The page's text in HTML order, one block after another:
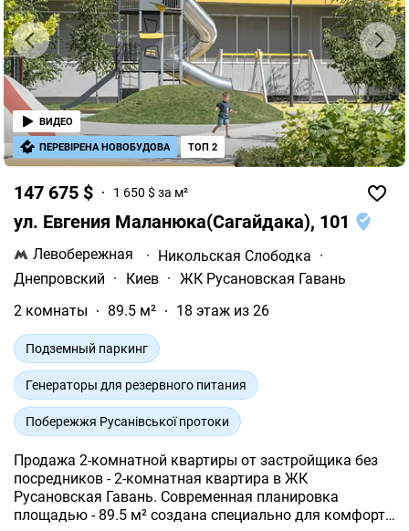
147 675 $ 1 650 $ за м²
ул. Евгения Маланюка(Сагайдака), 101
Левобережная · Никольская Слободка ·
Днепровский · Киев · ЖК Русановская Гавань
2 комнаты
89.5 м² 18 этаж из 26
Подземный паркинг
Генераторы для резервного питания
Побережжя Русанівської протоки
Продажа 2-комнатной квартиры от застройщика без
посредников - 2-комнатная квартира в ЖК
Русановская Гавань. Современная планировка
площадью - 89.5 м² создана специально для комфорта
ВИДЕО
ПЕРЕВІРЕНА НОВОБУДОВА ТОП 2